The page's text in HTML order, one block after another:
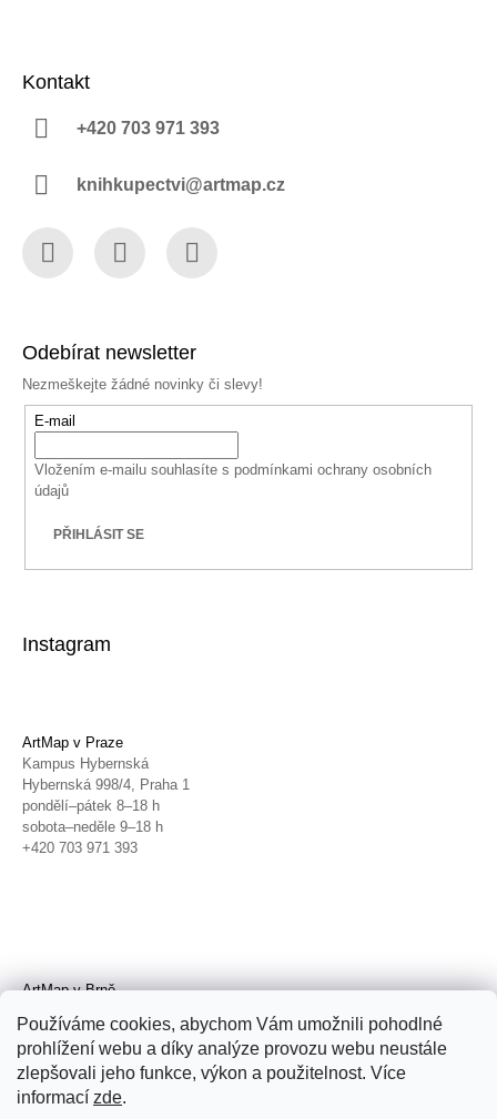
Používáme cookies, abychom Vám umožnili pohodlné
prohlížení webu a díky analýze provozu webu neustále
zlepšovali jeho funkce, výkon a použitelnost. Více
informací zde.
Kontakt
+420 703 971 393
knihkupectvi@artmap.cz
Odebírat newsletter
Nezmeškejte žádné novinky či slevy!
E-mail
Vložením e-mailu souhlasíte s podmínkami ochrany osobních
údajů
PŘIHLÁSIT SE
Instagram
ArtMap v Praze
Kampus Hybernská
Hybernská 998/4, Praha 1
pondělí–pátek 8–18 h
sobota–neděle 9–18 h
+420 703 971 393
ArtMap v Brně
Radnická 4, Brno
úterý–pátek 11–19 h
sobota 14–19 h
+420 702 152 298